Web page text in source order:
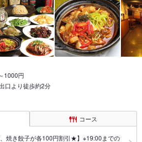
1000円
口より徒歩約2分
コース
、焼き餃子が各100円割引★】※19:00までの